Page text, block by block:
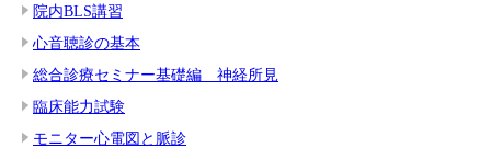
院内BLS講習
心音聴診の基本
総合診療セミナー基礎編 神経所見
臨床能力試験
モニター心電図と脈診